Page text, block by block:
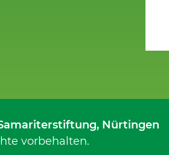
, Nürtingen
vorbehalten.